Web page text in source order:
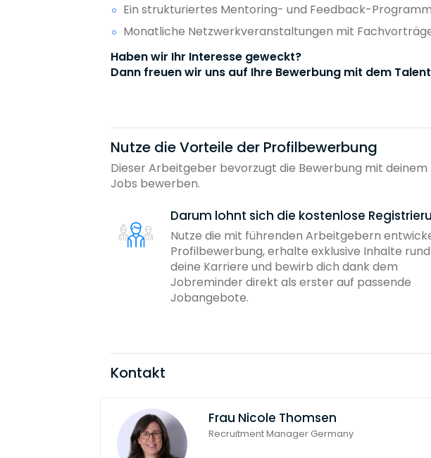
Ein strukturiertes Mentoring- und Feedback-Programm
Monatliche Netzwerkveranstaltungen mit
Haben wir Ihr Interesse geweckt?
Dann freuen wir uns auf Ihre Bewerbung mit dem
Nutze die Vorteile der Profilbewerbung
Dieser Arbeitgeber bevorzugt die Bewerbung mit
Jobs bewerben.
Darum lohnt sich die kostenlose
Nutze die mit führenden Arbeitgebern
Profilbewerbung, erhalte exklusive Inhalte
deine Karriere und bewirb dich dank dem
Jobreminder direkt als erster auf passende
Jobangebote.
Kontakt
Frau Nicole Thomsen
Recruitment Manager Germany